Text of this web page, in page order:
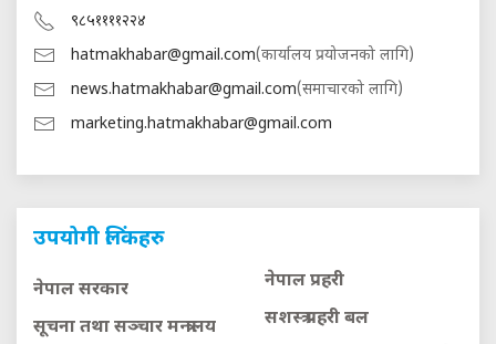
९८५११११२२४
hatmakhabar@gmail.com(कार्यालय प्रयोजनको लागि)
news.hatmakhabar@gmail.com(समाचारको लागि)
marketing.hatmakhabar@gmail.com
उपयोगी लिंकहरु
नेपाल सरकार
सूचना तथा सञ्चार मन्त्रालय
नेपाल प्रहरी
सशस्त्र प्रहरी बल